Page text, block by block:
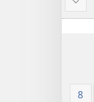
הצג
עוד
8